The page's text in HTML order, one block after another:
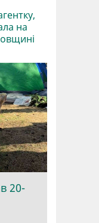
на
20-